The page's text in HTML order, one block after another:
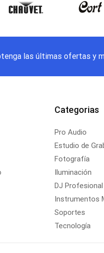
las últimas ofertas y
Categorias
Pro Audio
Estudio de
Fotografía
Iluminación
DJ Profesional
Instrumentos
Soportes
Tecnología